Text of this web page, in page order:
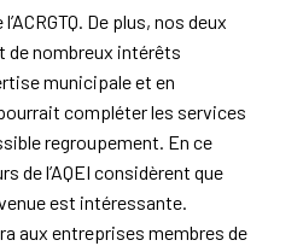
De plus, nos deux
nombreux intérêts
municipale et en
compléter les services
regroupement. En ce
de l’AQEI considèrent que
est intéressante.
aux entreprises membres de